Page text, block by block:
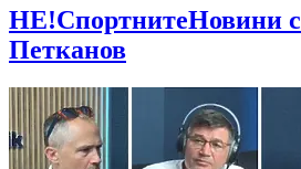
НЕ!СпортнитеНовини
Петканов